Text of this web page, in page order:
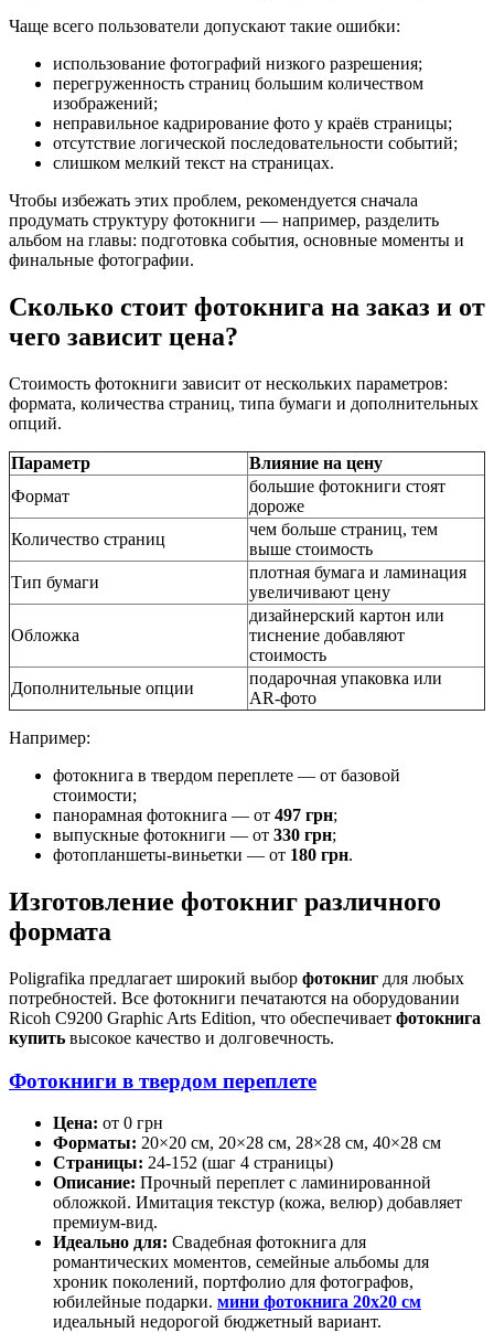
Чаще всего пользователи допускают такие ошибки:
использование фотографий низкого разрешения;
перегруженность страниц большим количеством
изображений;
неправильное кадрирование фото у краёв страницы;
отсутствие логической последовательности событий;
слишком мелкий текст на страницах.
Чтобы избежать этих проблем, рекомендуется сначала
продумать структуру фотокниги — например, разделить
альбом на главы: подготовка события, основные моменты и
финальные фотографии.
Сколько стоит фотокнига на заказ и от
чего зависит цена?
Стоимость фотокниги зависит от нескольких параметров:
формата, количества страниц, типа бумаги и дополнительных
опций.
Параметр
Влияние на цену
Формат
большие фотокниги стоят
дороже
Количество страниц
чем больше страниц, тем
выше стоимость
Тип бумаги
плотная бумага и ламинация
увеличивают цену
Обложка
дизайнерский картон или
тиснение добавляют
стоимость
Дополнительные опции
подарочная упаковка или
AR‑фото
Например:
фотокнига в твердом переплете — от базовой
стоимости;
панорамная фотокнига — от 497 грн;
выпускные фотокниги — от 330 грн;
фотопланшеты‑виньетки — от 180 грн.
Изготовление фотокниг различного
формата
Poligrafika предлагает широкий выбор фотокниг для любых
потребностей. Все фотокниги печатаются на оборудовании
Ricoh C9200 Graphic Arts Edition, что обеспечивает фотокнига
купить высокое качество и долговечность.
Фотокниги в твердом переплете
Цена: от 0 грн
Форматы: 20×20 см, 20×28 см, 28×28 см, 40×28 см
Страницы: 24-152 (шаг 4 страницы)
Описание: Прочный переплет с ламинированной
обложкой. Имитация текстур (кожа, велюр) добавляет
премиум-вид.
Идеально для: Свадебная фотокнига для
романтических моментов, семейные альбомы для
хроник поколений, портфолио для фотографов,
юбилейные подарки. мини фотокнига 20x20 см
идеальный недорогой бюджетный вариант.